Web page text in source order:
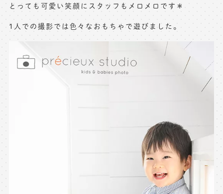
とっても可愛い笑顔にスタッフもメロメロです＊
1人での撮影では色々なおもちゃで遊びました。